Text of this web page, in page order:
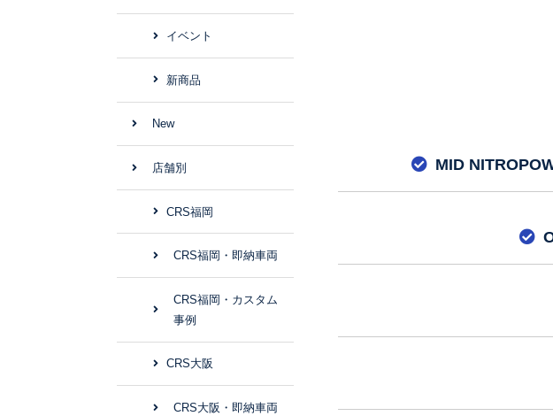
MID
イベント
新商品
New
店舗別
CRS福岡
CRS福岡・即納車両
CRS福岡・カスタム
事例
CRS大阪
CRS大阪・即納車両